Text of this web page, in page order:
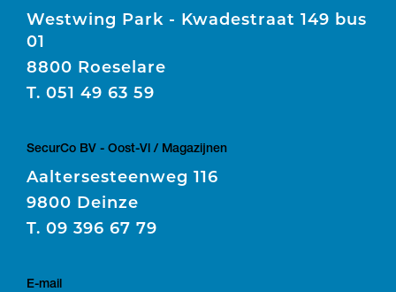
Westwing Park - Kwadestraat 149 bus
01
8800 Roeselare
T. 051 49 63 59
SecurCo BV - Oost-Vl / Magazijnen
Aaltersesteenweg 116
9800 Deinze
T. 09 396 67 79
E-mail